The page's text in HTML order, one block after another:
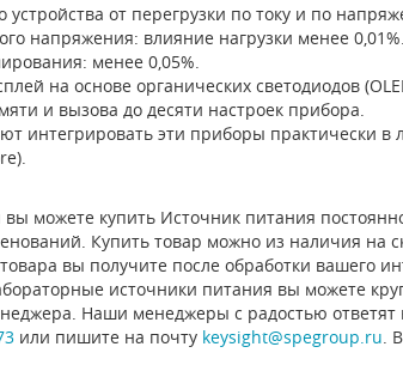
от перегрузки по току и по
напряжения: влияние нагрузки менее 0,01%.
менее 0,05%.
на основе органических светодиодов
и вызова до десяти настроек прибора.
интегрировать эти приборы практически в
можете купить Источник питания
Купить товар можно из наличия на
вы получите после обработки вашего
источники питания вы можете
Наши менеджеры с радостью
или пишите на почту keysight@spegroup.ru .